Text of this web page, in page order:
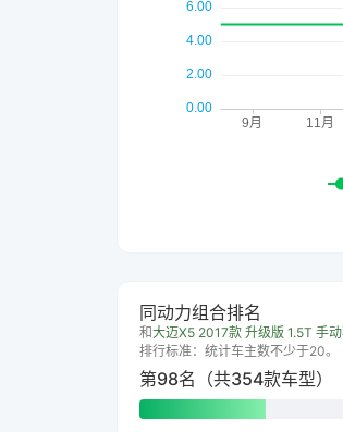
同动力组合排名
和大迈X5 2017款 升级版 1.5T 手
排行标准：统计车主数不少于20。
第98名（共354款车型）